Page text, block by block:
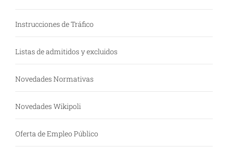
Instrucciones de Tráfico
Listas de admitidos y excluidos
Novedades Normativas
Novedades Wikipoli
Oferta de Empleo Público